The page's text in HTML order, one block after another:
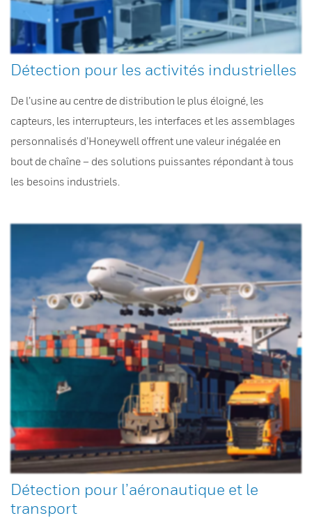
Détection pour les activités industrielles
De l’usine au centre de distribution le plus éloigné, les
capteurs, les interrupteurs, les interfaces et les assemblages
personnalisés d’Honeywell offrent une valeur inégalée en
bout de chaîne – des solutions puissantes répondant à tous
les besoins industriels.
Détection pour l’aéronautique et le
transport